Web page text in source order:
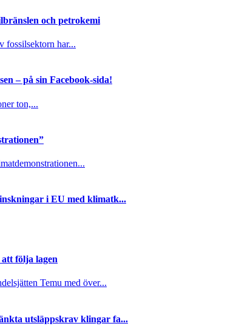
och petrokemi
fossilsektorn har...
– på sin Facebook-sida!
ton,...
i EU med klimatk...
följa lagen
Temu med över...
utsläppskrav klingar fa...